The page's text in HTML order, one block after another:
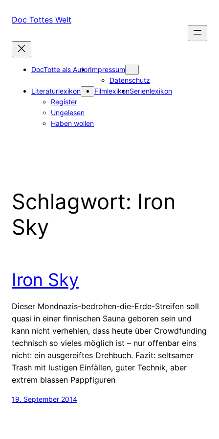
InhaltDoc Tottes Welt
DocTotte als AutorImpressum
Datenschutz
Literaturlexikon
Register
Ungelesen
Haben wollen
FilmlexikonSerienlexikon
Schlagwort: Iron
Sky
Iron Sky
Dieser Mondnazis-bedrohen-die-Erde-Streifen soll
quasi in einer finnischen Sauna geboren sein und
kann nicht verhehlen, dass heute über Crowdfunding
technisch so vieles möglich ist – nur offenbar eins
nicht: ein ausgereiftes Drehbuch. Fazit: seltsamer
Trash mit lustigen Einfällen, guter Technik, aber
extrem blassen Pappfiguren
19. September 2014